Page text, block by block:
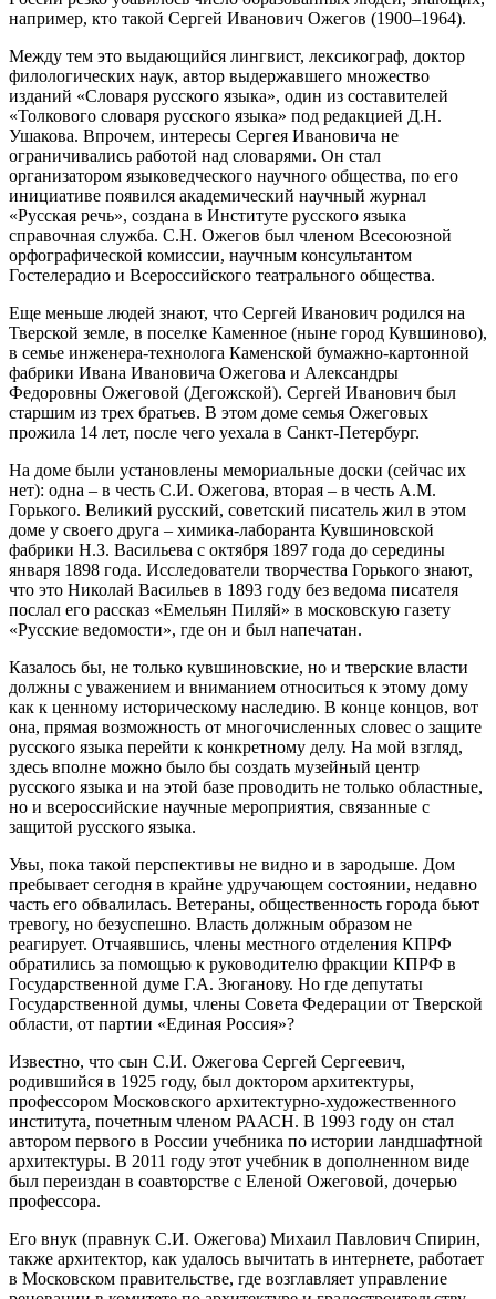
например, кто такой Сергей Иванович Ожегов (1900–1964).
Между тем это выдающийся лингвист, лексикограф, доктор
филологических наук, автор выдержавшего множество
изданий «Словаря русского языка», один из составителей
«Толкового словаря русского языка» под редакцией Д.Н.
Ушакова. Впрочем, интересы Сергея Ивановича не
ограничивались работой над словарями. Он стал
организатором языковедческого научного общества, по его
инициативе появился академический научный журнал
«Русская речь», создана в Институте русского языка
справочная служба. С.Н. Ожегов был членом Всесоюзной
орфографической комиссии, научным консультантом
Гостелерадио и Всероссийского театрального общества.
Еще меньше людей знают, что Сергей Иванович родился на
Тверской земле, в поселке Каменное (ныне город Кувшиново),
в семье инженера-технолога Каменской бумажно-картонной
фабрики Ивана Ивановича Ожегова и Александры
Федоровны Ожеговой (Дегожской). Сергей Иванович был
старшим из трех братьев. В этом доме семья Ожеговых
прожила 14 лет, после чего уехала в Санкт-Петербург.
На доме были установлены мемориальные доски (сейчас их
нет): одна – в честь С.И. Ожегова, вторая – в честь А.М.
Горького. Великий русский, советский писатель жил в этом
доме у своего друга – химика-лаборанта Кувшиновской
фабрики Н.З. Васильева с октября 1897 года до середины
января 1898 года. Исследователи творчества Горького знают,
что это Николай Васильев в 1893 году без ведома писателя
послал его рассказ «Емельян Пиляй» в московскую газету
«Русские ведомости», где он и был напечатан.
Казалось бы, не только кувшиновские, но и тверские власти
должны с уважением и вниманием относиться к этому дому
как к ценному историческому наследию. В конце концов, вот
она, прямая возможность от многочисленных словес о защите
русского языка перейти к конкретному делу. На мой взгляд,
здесь вполне можно было бы создать музейный центр
русского языка и на этой базе проводить не только областные,
но и всероссийские научные мероприятия, связанные с
защитой русского языка.
Увы, пока такой перспективы не видно и в зародыше. Дом
пребывает сегодня в крайне удручающем состоянии, недавно
часть его обвалилась. Ветераны, общественность города бьют
тревогу, но безуспешно. Власть должным образом не
реагирует. Отчаявшись, члены местного отделения КПРФ
обратились за помощью к руководителю фракции КПРФ в
Государственной думе Г.А. Зюганову. Но где депутаты
Государственной думы, члены Совета Федерации от Тверской
области, от партии «Единая Россия»?
Известно, что сын С.И. Ожегова Сергей Сергеевич,
родившийся в 1925 году, был доктором архитектуры,
профессором Московского архитектурно-художественного
института, почетным членом РААСН. В 1993 году он стал
автором первого в России учебника по истории ландшафтной
архитектуры. В 2011 году этот учебник в дополненном виде
был переиздан в соавторстве с Еленой Ожеговой, дочерью
профессора.
Его внук (правнук С.И. Ожегова) Михаил Павлович Спирин,
также архитектор, как удалось вычитать в интернете, работает
в Московском правительстве, где возглавляет управление